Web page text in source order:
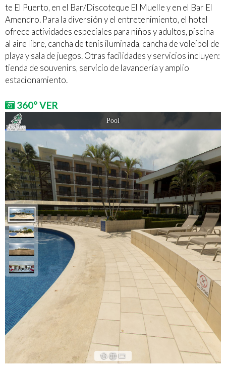
te El Puerto, en el Bar/Discoteque El Muelle y en el Bar El
Amendro. Para la diversión y el entretenimiento, el hotel
ofrece actividades especiales para niños y adultos, piscina
al aire libre, cancha de tenis iluminada, cancha de voleibol de
playa y sala de juegos. Otras facilidades y servicios incluyen:
tienda de souvenirs, servicio de lavandería y amplio
estacionamiento.
360° VER